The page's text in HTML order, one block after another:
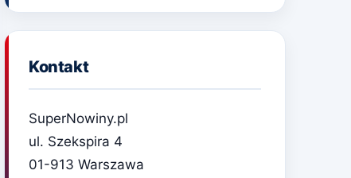
Kontakt
SuperNowiny.pl
ul. Szekspira 4
01-913 Warszawa